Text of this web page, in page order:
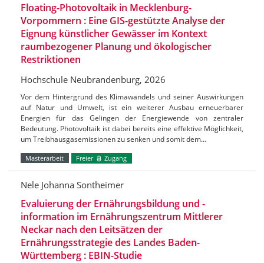
Floating-Photovoltaik in Mecklenburg-
Vorpommern : Eine GIS-gestützte Analyse der
Eignung künstlicher Gewässer im Kontext
raumbezogener Planung und ökologischer
Restriktionen
Hochschule Neubrandenburg, 2026
Vor dem Hintergrund des Klimawandels und seiner Auswirkungen
auf Natur und Umwelt, ist ein weiterer Ausbau erneuerbarer
Energien für das Gelingen der Energiewende von zentraler
Bedeutung. Photovoltaik ist dabei bereits eine effektive Möglichkeit,
um Treibhausgasemissionen zu senken und somit dem…
Masterarbeit Freier Zugang
Nele Johanna Sontheimer
Evaluierung der Ernährungsbildung und -
information im Ernährungszentrum Mittlerer
Neckar nach den Leitsätzen der
Ernährungsstrategie des Landes Baden-
Württemberg : EBIN-Studie